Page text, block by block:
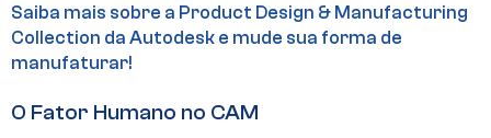
Saiba mais sobre a Product Design & Manufacturing
Collection da Autodesk e mude sua forma de
manufaturar!
O Fator Humano no CAM